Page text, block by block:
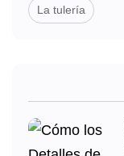
La tulería